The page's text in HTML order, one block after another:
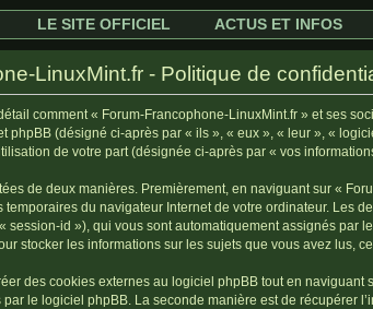
LE SITE OFFICIEL ACTUS ET INFOS
LinuxMint.fr - Politique de
comment « Forum-Francophone-LinuxMint.fr » et ses
phpBB (désigné ci-après par « ils », « eux », « leur », «
de votre part (désignée ci-après par « vos
de deux manières. Premièrement, en naviguant sur «
du navigateur Internet de votre ordinateur. Les
session-id »), qui vous sont automatiquement assignés
stocker les informations sur les sujets que vous avez lus,
des cookies externes au logiciel phpBB tout en
le logiciel phpBB. La seconde manière est de récupérer